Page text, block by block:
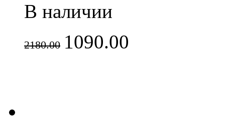
В наличии
2180.00 1090.00